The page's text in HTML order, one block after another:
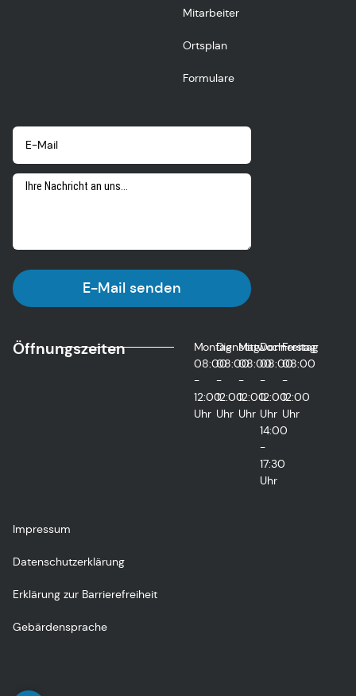
Mitarbeiter
Ortsplan
Formulare
E-Mail senden
Öffnungszeiten
Montag
08:00
-
12:00
Uhr
Dienstag
08:00
-
12:00
Uhr
Mittwoch
08:00
-
12:00
Uhr
Donnerstag
08:00
-
12:00
Uhr
14:00
-
17:30
Uhr
Freitag
08:00
-
12:00
Uhr
Impressum
Datenschutzerklärung
Erklärung zur Barrierefreiheit
Gebärdensprache